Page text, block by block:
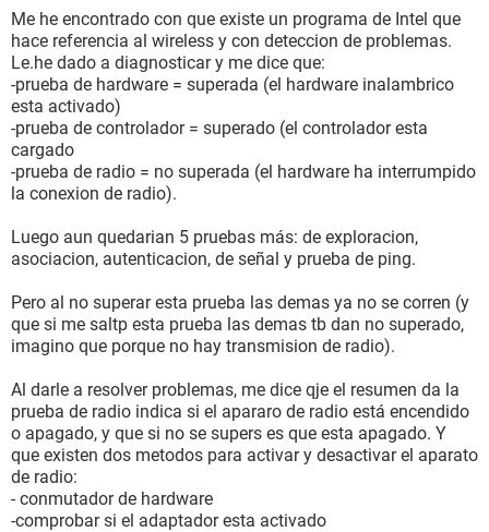
Me he encontrado con que existe un programa de Intel que
hace referencia al wireless y con deteccion de problemas.
Le.he dado a diagnosticar y me dice que:
-prueba de hardware = superada (el hardware inalambrico
esta activado)
-prueba de controlador = superado (el controlador esta
cargado
-prueba de radio = no superada (el hardware ha interrumpido
la conexion de radio).
Luego aun quedarian 5 pruebas más: de exploracion,
asociacion, autenticacion, de señal y prueba de ping.
Pero al no superar esta prueba las demas ya no se corren (y
que si me saltp esta prueba las demas tb dan no superado,
imagino que porque no hay transmision de radio).
Al darle a resolver problemas, me dice qje el resumen da la
prueba de radio indica si el apararo de radio está encendido
o apagado, y que si no se supers es que esta apagado. Y
que existen dos metodos para activar y desactivar el aparato
de radio:
- conmutador de hardware
-comprobar si el adaptador esta activado